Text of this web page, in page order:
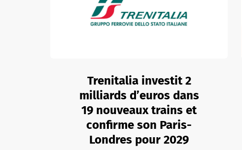
Trenitalia investit 2
milliards d’euros dans
19 nouveaux trains et
confirme son Paris-
Londres pour 2029